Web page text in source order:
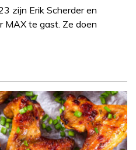
zijn Erik Scherder en
MAX te gast. Ze doen